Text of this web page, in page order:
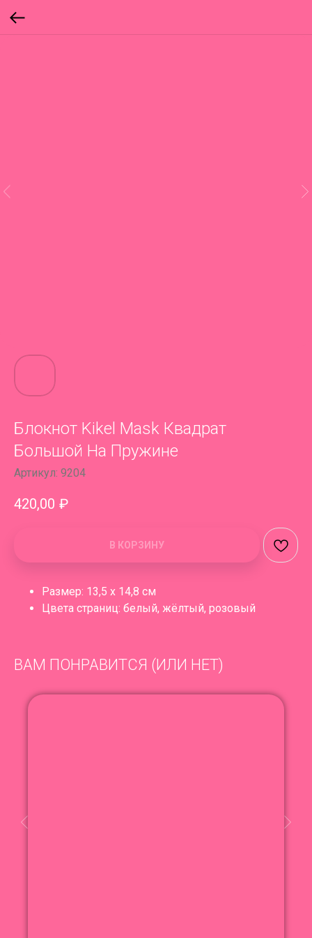
Блокнот Kikel Mask Квадрат
Большой На Пружине
Артикул: 9204
420,00 ₽
В КОРЗИНУ
Размер: 13,5 х 14,8 см
Цвета страниц: белый, жёлтый, розовый
ВАМ ПОНРАВИТСЯ (ИЛИ НЕТ)